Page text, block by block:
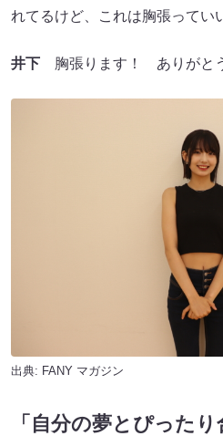
れてるけど、これは胸張ってい
井下 胸張ります！ ありがとう
出典: FANY マガジン
「自分の夢とぴったり